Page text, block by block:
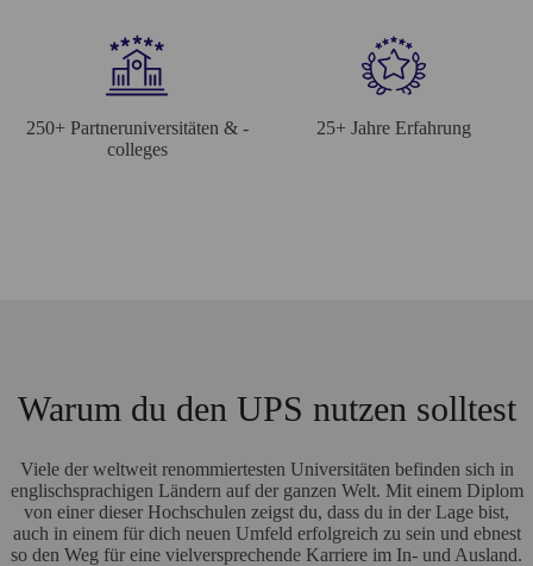
250+ Partneruniversitäten & -
colleges
25+ Jahre Erfahrung
Warum du den UPS nutzen solltest
Viele der weltweit renommiertesten Universitäten befinden sich in
englischsprachigen Ländern auf der ganzen Welt. Mit einem Diplom
von einer dieser Hochschulen zeigst du, dass du in der Lage bist,
auch in einem für dich neuen Umfeld erfolgreich zu sein und ebnest
so den Weg für eine vielversprechende Karriere im In- und Ausland.